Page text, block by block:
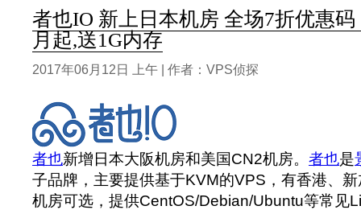
者也IO 新上日本机房 全场7折优惠码
月起,送1G内存
2017年06月12日 上午 | 作者：VPS侦探
者也新增日本大阪机房和美国CN2机房。 者也是
子品牌，主要提供基于KVM的VPS，有香港、
机房可选，提供CentOS/Debian/Ubuntu等常见